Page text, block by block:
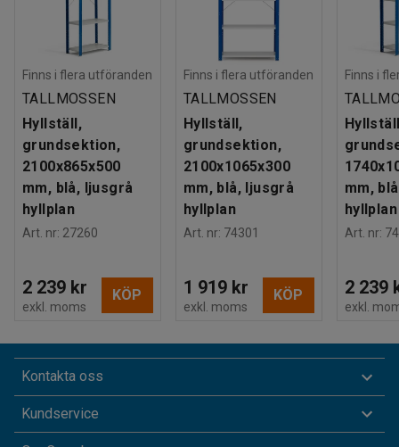
Finns i flera utföranden
TALLMOSSEN
Hyllställ,
grundsektion,
2100x865x500
mm, blå, ljusgrå
hyllplan
Art. nr: 27260
2 239 kr
exkl. moms
KÖP
Finns i flera utföranden
TALLMOSSEN
Hyllställ,
grundsektion,
2100x1065x300
mm, blå, ljusgrå
hyllplan
Art. nr: 74301
1 919 kr
exkl. moms
KÖP
Finns i
mm,
hyllplan
Art. nr:
2 239
exkl.
Kontakta oss
Kundservice